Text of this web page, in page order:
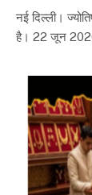
नई दिल्ली।
है। 22 जून